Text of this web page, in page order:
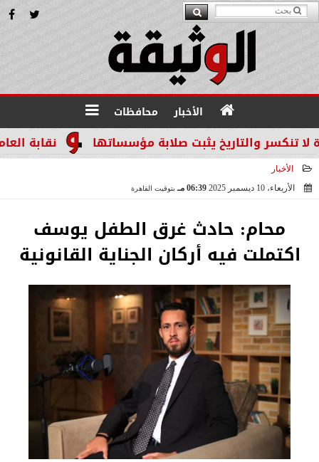
الأخبار محافظات
نقابة والتاريخ يثبت صلابة مؤسساتها
الأخبار
الأربعاء، 10 ديسمبر 2025
06:39 مـ بتوقيت القاهرة
محام: حادث غرق الطفل يوسف
اكتملت فيه أركان الجناية القانونية